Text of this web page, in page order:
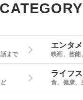
CATEGORY
まで
エンタメ
映画、芸能
ライフ
食、健康